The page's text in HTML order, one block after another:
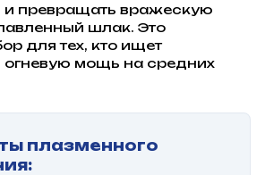
и превращать вражескую
шлак. Это
для тех, кто ищет
мощь на средних
плазменного